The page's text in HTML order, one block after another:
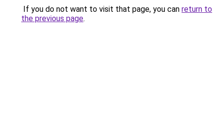
If you do not want to visit that page, you can return to
the previous page.